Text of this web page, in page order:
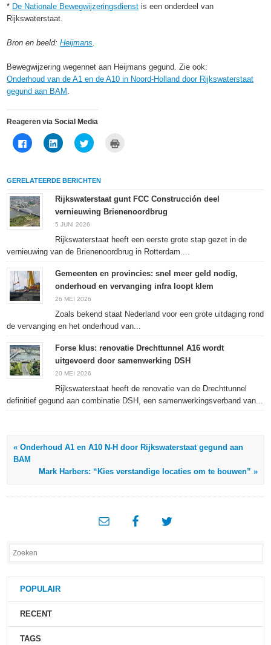
* De Nationale Bewegwijzeringsdienst is een onderdeel van
Rijkswaterstaat.
Bron en beeld:Heijmans.
Bewegwijzering wegennet aan Heijmans gegund. Zie ook:
Onderhoud van de A1 en de A10 in Noord-Holland door Rijkswaterstaat
gegund aan BAM .
Reageren via Social Media
Klik
om
Facebook
(Wordt
een
nieuw
venster
geopend)
Klik
om
delen
(Wordt
een
nieuw
venster
geopend)
Klik
om
Twitter
(Wordt
een
nieuw
venster
nieuw
geopend)
GERELATEERDE BERICHTEN
Rijkswaterstaat gunt FCC Construcción deel
vernieuwing Brienenoordbrug
5 JUNI 2026
Rijkswaterstaat heeft een eerste grote stap gezet in de
vernieuwing van de Brienenoordbrug in Rotterdam....
Gemeenten en provincies: snel meer geld nodig,
onderhoud en vervanging infra loopt klem
26 MEI 2026
Zoals bekend staat Nederland voor een grote uitdaging rond
de vervanging en het onderhoud van...
Forse klus: renovatie Drechttunnel A16 wordt
uitgevoerd door samenwerking DSH
20 MEI 2026
Rijkswaterstaat heeft de renovatie van de Drechttunnel
definitief gegund aan combinatie DSH, een samenwerkingsverband van...
« Onderhoud A1 en A10 N-H door Rijkswaterstaat gegund aan
BAM
Mark Harbers: “Kies verstandige locaties om te bouwen” »
POPULAIR
RECENT
TAGS